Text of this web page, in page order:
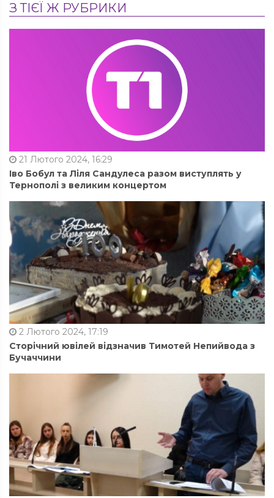
З ТІЄЇ Ж РУБРИКИ
21 Лютого 2024, 16:29
Іво Бобул та Ліля Сандулеса разом виступлять у
Тернополі з великим концертом
2 Лютого 2024, 17:19
Сторічний ювілей відзначив Тимотей Непийвода з
Бучаччини